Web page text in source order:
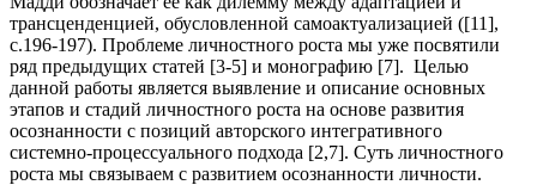
трансценденцией, обусловленной самоактуализацией ([11],
с.196-197). Проблеме личностного роста мы уже посвятили
ряд предыдущих статей [3-5] и монографию [7]. Целью
данной работы является выявление и описание основных
этапов и стадий личностного роста на основе развития
осознанности с позиций авторского интегративного
системно-процессуального подхода [2,7]. Суть личностного
роста мы связываем с развитием осознанности личности.